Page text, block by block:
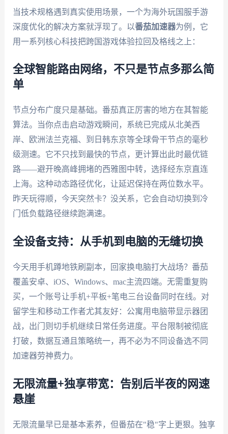
当技术规格遇到真实使用场景，一个为海外玩国服手游
深度优化的解决方案就浮现了。以番茄加速器为例，它
用一系列核心科技把跨国游戏体验拉回及格线之上：
全球智能路由网络，不只是节点多那么简
单
节点分布广度只是基础。番茄真正厉害的地方在其智能
算法。当你点击启动游戏瞬间，系统已完成从北美西
岸、欧洲法兰克福、到日韩东京等全球骨干节点的毫秒
级测速。它不只找到最快的节点，更计算出此时最优链
路——避开晚高峰拥堵的西雅图中转，选择经东京直连
上海。这种动态路径优化，让延迟保持在两位数水平。
昨天玩得顺，今天突然卡？没关系，它会自动切换到冷
门低负载路径继续跑满速。
全设备支持：从手机到电脑的无缝切换
今天用手机蹲地铁刷副本，回家换电脑打大战场？番茄
覆盖安卓、iOS、Windows、mac主流四端。无需重复购
买，一个账号让手机+平板+笔电三台设备同时在线。对
留学生和移动工作者尤其友好：公寓用电脑带显示器团
战，出门则切手机继续日常任务进度。平台限制被彻底
打破，数据互通且策略统一，再不必为不同设备选不同
加速器劳神费力。
无限流量+独享带宽：告别后半夜的网速
悬崖
无限流量早已是基本素养，但番茄在"稳"字上更狠。独享